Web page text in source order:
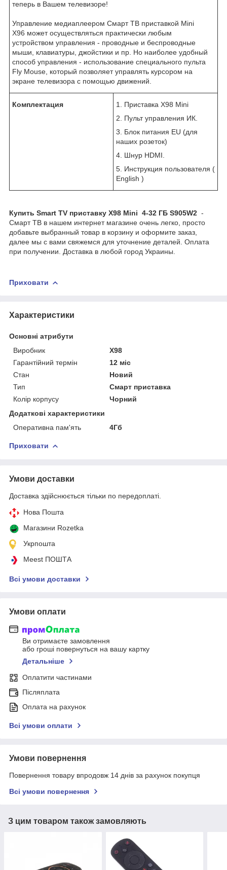
теперь в Вашем телевизоре!
Управление медиаплеером Смарт ТВ приставкой Mini
X96 может осуществляться практически любым
устройством управления - проводные и беспроводные
мыши, клавиатуры, джойстики и пр. Но наиболее удобный
способ управления - использование специального пульта
Fly Mouse, который позволяет управлять курсором на
экране телевизора с помощью движений.
Комплектация
1. Приставка X98 Mini
2. Пульт управления ИК.
3. Блок питания EU (для
наших розеток)
4. Шнур HDMI.
5. Инструкция пользователя (
English )
Купить Smart TV приставку X98 Mini 4-32 ГБ S905W2 -
Смарт ТВ в нашем интернет магазине очень легко, просто
добавьте выбранный товар в корзину и оформите заказ,
далее мы с вами свяжемся для уточнение деталей. Оплата
при получении. Доставка в любой город Украины.
Приховати
Характеристики
Основні атрибути
Виробник
X98
Гарантійний термін
12 міс
Стан
Новий
Тип
Смарт приставка
Колір корпусу
Чорний
Додаткові характеристики
Оперативна пам'ять
4Гб
Приховати
Умови доставки
Доставка здійснюється тільки по передоплаті.
Нова Пошта
Магазини Rozetka
Укрпошта
Meest ПОШТА
Всі умови доставки
Умови оплати
Ви отримаєте замовлення
або гроші повернуться на вашу картку
Детальніше
Оплатити частинами
Післяплата
Оплата на рахунок
Всі умови оплати
Умови повернення
Повернення товару впродовж 14 днів за рахунок покупця
Всі умови повернення
З цим товаром також замовляють